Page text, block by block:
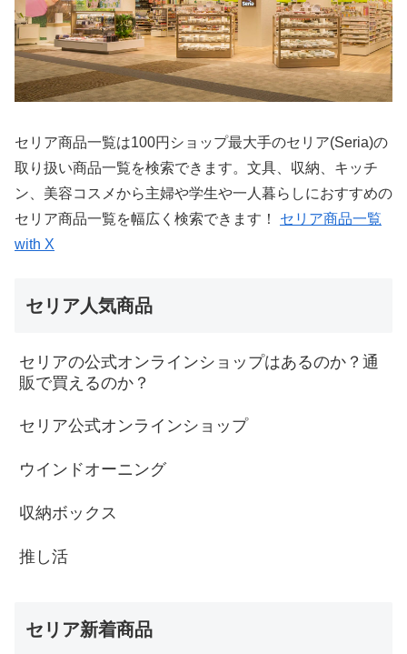
セリア商品一覧は100円ショップ最大手のセリア(Seria)の
取り扱い商品一覧を検索できます。文具、収納、キッチ
ン、美容コスメから主婦や学生や一人暮らしにおすすめの
セリア商品一覧を幅広く検索できます！ セリア商品一覧
with X
セリア人気商品
セリアの公式オンラインショップはあるのか？通
販で買えるのか？
セリア公式オンラインショップ
ウインドオーニング
収納ボックス
推し活
セリア新着商品